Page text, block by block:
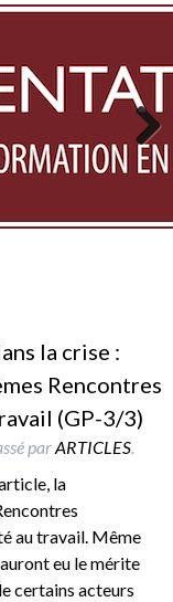
Next
la crise :
Rencontres
(GP-3/3)
parARTICLES.
la
au travail. Même
eu le mérite
certains acteurs